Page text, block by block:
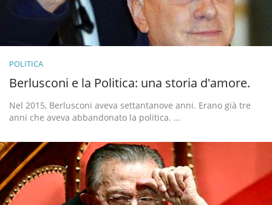
POLITICA
Berlusconi e la Politica: una storia d'amore.
Nel 2015, Berlusconi aveva settantanove anni. Erano già tre
anni che aveva abbandonato la politica. …